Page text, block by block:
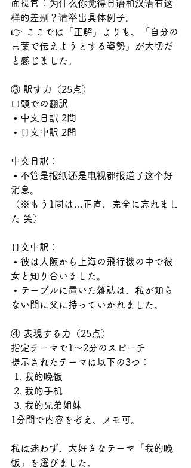
面接官：为什么你觉得日语和汉语有这
样的差别？请举出具体例子。
👉 ここでは「正解」よりも、「自分の
言葉で伝えようとする姿勢」が大切だ
と感じました。
③ 訳す力（25点）
口頭での翻訳
• 中文日訳 2問
• 日文中訳 2問
中文日訳：
消息。
（※もう1問は…正直、完全に忘れまし
た 笑）
日文中訳：
女と知り合いました。
ない間に父に持っていかれました。
④ 表現する力（25点）
指定テーマで1〜2分のスピーチ
提示されたテーマは以下の3つ：
1. 我的晚饭
2. 我的手机
3. 我的兄弟姐妹
1分間で内容を考え、メモ可。
私は迷わず、大好きなテーマ「我的晚
饭」を選びました。